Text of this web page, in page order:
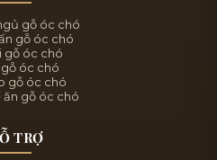
gỗ óc chó
gỗ óc chó
gỗ óc chó
óc chó
gỗ óc chó
ăn gỗ óc chó
TRỢ